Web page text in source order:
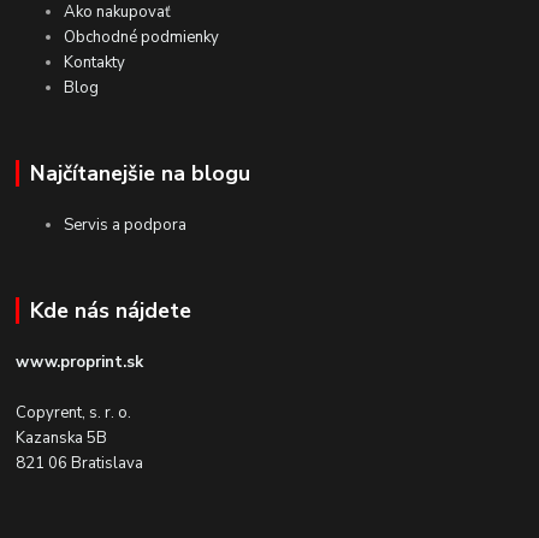
Ako nakupovať
Obchodné podmienky
Kontakty
Blog
Najčítanejšie na blogu
Servis a podpora
Kde nás nájdete
www.proprint.sk
Copyrent, s. r. o.
Kazanska 5B
821 06 Bratislava